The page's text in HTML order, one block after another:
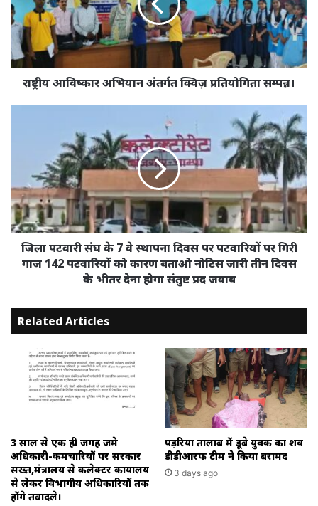
क्विज़
प्रतियोगिता
सम्पन्न।
राष्ट्रीय आविष्कार अभियान अंतर्गत क्विज़ प्रतियोगिता सम्पन्न।
वे
स्थापना
दिवस
पर
पटवारियों
पटवारियों
को
बताओ
नोटिस
के
भीतर
देना
होगा
संतुष्ट
जिला पटवारी संघ के 7 वे स्थापना दिवस पर पटवारियों पर गिरी
गाज 142 पटवारियों को कारण बताओ नोटिस जारी तीन दिवस
के भीतर देना होगा संतुष्ट प्रद जवाब
Related Articles
3 साल से एक ही जगह जमे
अधिकारी-कर्मचारियों पर सरकार
सख्त,मंत्रालय से कलेक्टर कार्यालय
से लेकर विभागीय अधिकारियों तक
होंगे तबादले।
पड़रिया तालाब में डूबे युवक का शव
डीडीआरफ टीम ने किया बरामद
3 days ago